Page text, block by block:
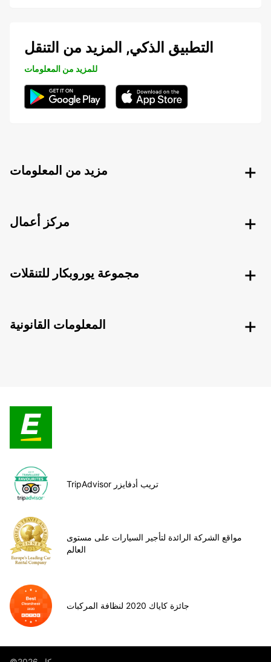
التطبيق الذكي, المزيد من التنقل
للمزيد من المعلومات
مزيد من المعلومات
مركز أعمال
مجموعة يوروبكار للتنقلات
المعلومات القانونية
TripAdvisor تريب أدفايزر
مواقع الشركة الرائدة لتأجير السيارات على مستوى
العالم
جائزة كاياك 2020 لنظافة المركبات